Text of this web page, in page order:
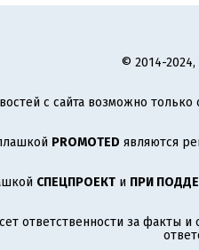
© 2014-
с сайта возможно
PROMOTED являются
СПЕЦПРОЕКТи ПРИ
ответственности за факты